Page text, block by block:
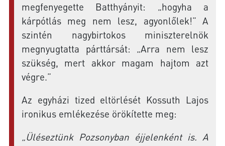
megfenyegette Batthyányit: „hogyha a
kárpótlás meg nem lesz, agyonlőlek!” A
szintén nagybirtokos miniszterelnök
megnyugtatta párttársát: „Arra nem lesz
szükség, mert akkor magam hajtom azt
végre.”
Az egyházi tized eltörlését Kossuth Lajos
ironikus emlékezése örökítette meg:
„Üléseztünk Pozsonyban éjjelenként is. A